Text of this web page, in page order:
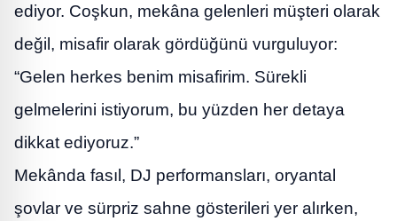
ediyor. Coşkun, mekâna gelenleri müşteri olarak
değil, misafir olarak gördüğünü vurguluyor:
“Gelen herkes benim misafirim. Sürekli
gelmelerini istiyorum, bu yüzden her detaya
dikkat ediyoruz.”
Mekânda fasıl, DJ performansları, oryantal
şovlar ve sürpriz sahne gösterileri yer alırken,